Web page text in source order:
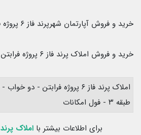
خرید و فروش آپارتمان شهرپرند فاز ۶ پروژه فرابتن
خرید و فروش املاک پرند فاز ۶ پروژه فرابتن
املاک پرند فاز ۶ پروژه فرابتن - دو خواب - ۹۴ متری
طبقه ۳ - فول امکانات
برای اطلاعات بیشتر بااملاک پرند